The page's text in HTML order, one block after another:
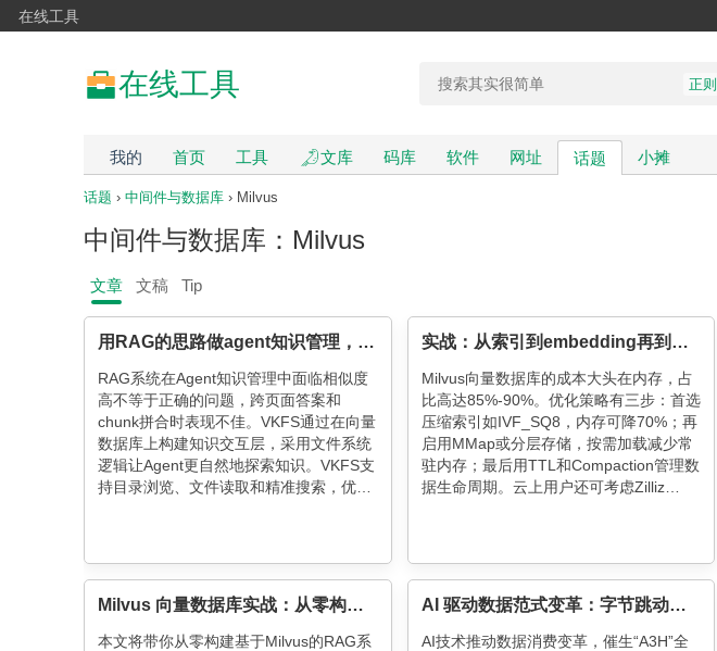
在线工具
在线工具 正则
我的 首页 工具 文库 码库 软件 网址 话题 小摊
话题 › 中间件与数据库 › Milvus
中间件与数据库：Milvus
文章 文稿 Tip
用RAG的思路做agent知识管理，为什么跑不通
RAG系统在Agent知识管理中面临相似度
高不等于正确的问题，跨页面答案和
chunk拼合时表现不佳。VKFS通过在向量
数据库上构建知识交互层，采用文件系统
逻辑让Agent更自然地探索知识。VKFS支
持目录浏览、文件读取和精准搜索，优化
实战：从索引到embedding再到内存管理，如何降低80%向量数据库成本
Milvus向量数据库的成本大头在内存，占
比高达85%-90%。优化策略有三步：首选
压缩索引如IVF_SQ8，内存可降70%；再
启用MMap或分层存储，按需加载减少常
驻内存；最后用TTL和Compaction管理数
据生命周期。云上用户还可考虑Zilliz
Milvus 向量数据库实战：从零构建高性能 RAG 系统
本文将带你从零构建基于Milvus的RAG系
AI 驱动数据范式变革：字节跳动数据库的智能进化之路
AI技术推动数据消费变革，催生“A3H”全